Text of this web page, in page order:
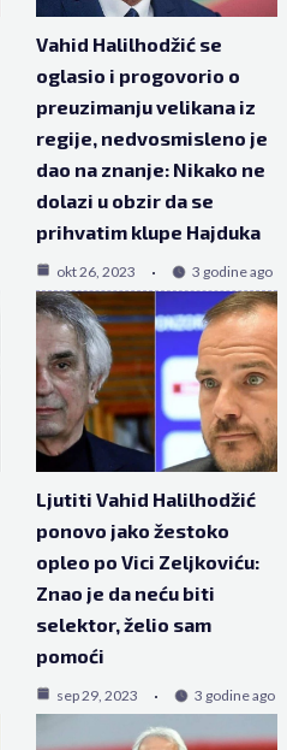
Vahid Halilhodžić se
oglasio i progovorio o
preuzimanju velikana iz
regije, nedvosmisleno je
dao na znanje: Nikako ne
dolazi u obzir da se
prihvatim klupe Hajduka
okt 26, 2023 3 godine ago
Ljutiti Vahid Halilhodžić
ponovo jako žestoko
opleo po Vici Zeljkoviću:
Znao je da neću biti
selektor, želio sam
pomoći
sep 29, 2023 3 godine ago